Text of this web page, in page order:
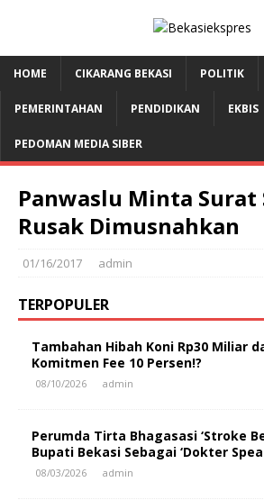
HOME CIKARANG BEKASI POLITIK
PEMERINTAHAN PENDIDIKAN EKBIS
PEDOMAN MEDIA SIBER
Panwaslu Minta Surat
Rusak Dimusnahkan
01/16/2017 admin
TERPOPULER
Tambahan Hibah Koni Rp30 Miliar
Komitmen Fee 10 Persen!?
08/10/2026 admin
Perumda Tirta Bhagasasi ‘Stroke
Bupati Bekasi Sebagai ‘Dokter
08/03/2026 admin